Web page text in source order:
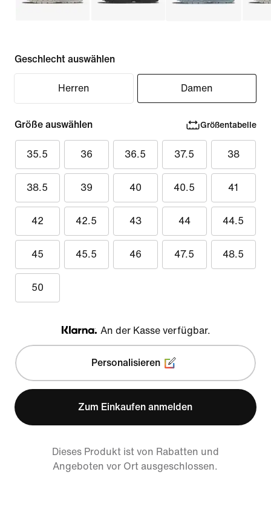
Geschlecht auswählen
Herren Damen
Größe auswählen Größentabelle
35.5 36 36.5 37.5 38
38.5 39 40 40.5 41
42 42.5 43 44 44.5
45 45.5 46 47.5 48.5
50
Klarna
An der Kasse verfügbar.
Personalisieren
Zum Einkaufen anmelden
Dieses Produkt ist von Rabatten und
Angeboten vor Ort ausgeschlossen.